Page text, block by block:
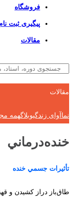
فروشگاه
پیگیری ثبت
مقالات
مقالات
نماآوای زندگیوبلاگهمه
خنده‌درماني
تأثيرات جسمي خنده
طاق‌باز دراز كشيدن و